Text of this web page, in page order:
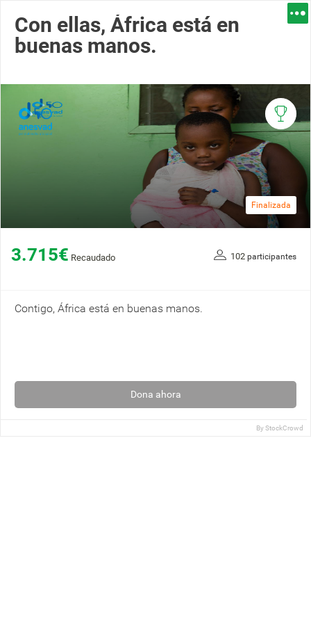
Con ellas, África está en
buenas manos.
Finalizada
3.715€ Recaudado 102 participantes
Contigo, África está en buenas manos.
Dona ahora
ByStockCrowd